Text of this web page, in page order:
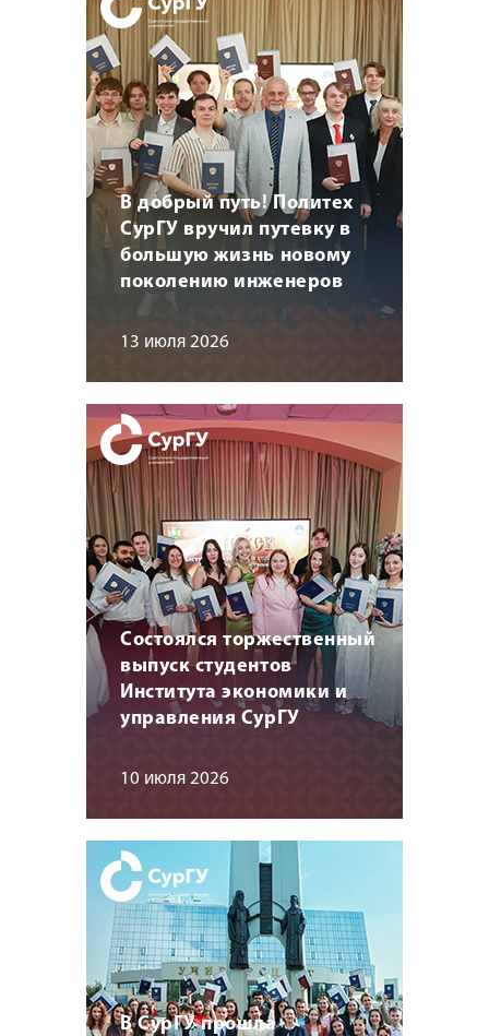
В добрый путь! Политех
СурГУ вручил путевку в
большую жизнь новому
поколению инженеров
13 июля 2026
Состоялся торжественный
выпуск студентов
Института экономики и
управления СурГУ
10 июля 2026
В СурГУ прошла